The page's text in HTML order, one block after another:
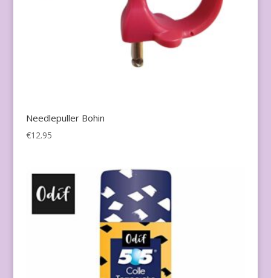
Needlepuller Bohin
€12.95